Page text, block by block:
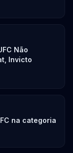
Não
Invicto
na categoria